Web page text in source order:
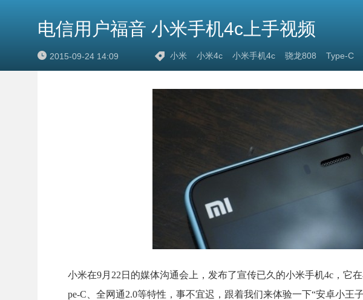
电信用户福音 小米手机4c上手视频
2015-09-24 14:09 小米 小米4c 小米手机4c 骁龙808 Type-C
小米在9月22日的媒体沟通会上，发布了宣传已久的小米手机4c，它
pe-C、全网通2.0等特性，事不宜迟，跟着我们来体验一下“安卓小王